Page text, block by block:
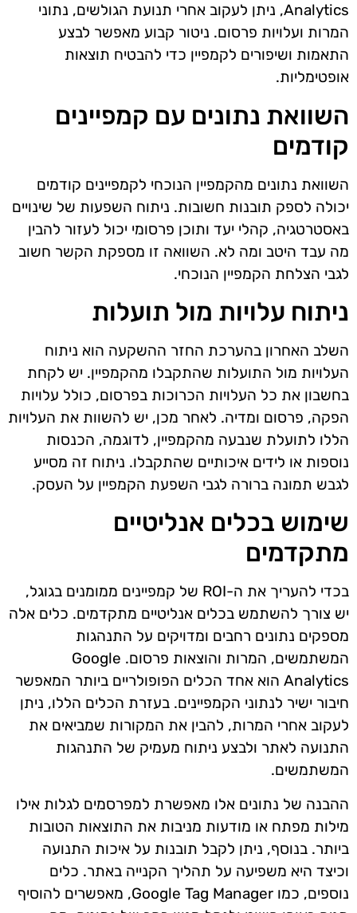
Analytics, ניתן לעקוב אחרי תנועת הגולשים, נתוני
המרות ועלויות פרסום. ניטור קבוע מאפשר לבצע
התאמות ושיפורים לקמפיין כדי להבטיח תוצאות
אופטימליות.
השוואת נתונים עם קמפיינים
קודמים
השוואת נתונים מהקמפיין הנוכחי לקמפיינים קודמים
יכולה לספק תובנות חשובות. ניתוח השפעות של שינויים
באסטרטגיה, קהלי יעד ותוכן פרסומי יכול לעזור להבין
מה עבד היטב ומה לא. השוואה זו מספקת הקשר חשוב
לגבי הצלחת הקמפיין הנוכחי.
ניתוח עלויות מול תועלות
השלב האחרון בהערכת החזר ההשקעה הוא ניתוח
העלויות מול התועלות שהתקבלו מהקמפיין. יש לקחת
בחשבון את כל העלויות הכרוכות בפרסום, כולל עלויות
הפקה, פרסום ומדיה. לאחר מכן, יש להשוות את העלויות
הללו לתועלת שנבעה מהקמפיין, לדוגמה, הכנסות
נוספות או לידים איכותיים שהתקבלו. ניתוח זה מסייע
לגבש תמונה ברורה לגבי השפעת הקמפיין על העסק.
שימוש בכלים אנליטיים
מתקדמים
בכדי להעריך את ה-ROI של קמפיינים ממומנים בגוגל,
יש צורך להשתמש בכלים אנליטיים מתקדמים. כלים אלה
מספקים נתונים רחבים ומדויקים על התנהגות
המשתמשים, המרות והוצאות פרסום. Google
Analytics הוא אחד הכלים הפופולריים ביותר המאפשר
חיבור ישיר לנתוני הקמפיינים. בעזרת הכלים הללו, ניתן
לעקוב אחרי המרות, להבין את המקורות שמביאים את
התנועה לאתר ולבצע ניתוח מעמיק של התנהגות
המשתמשים.
ההבנה של נתונים אלו מאפשרת למפרסמים לגלות אילו
מילות מפתח או מודעות מניבות את התוצאות הטובות
ביותר. בנוסף, ניתן לקבל תובנות על איכות התנועה
וכיצד היא משפיעה על תהליך הקנייה באתר. כלים
נוספים, כמו Google Tag Manager, מאפשרים להוסיף